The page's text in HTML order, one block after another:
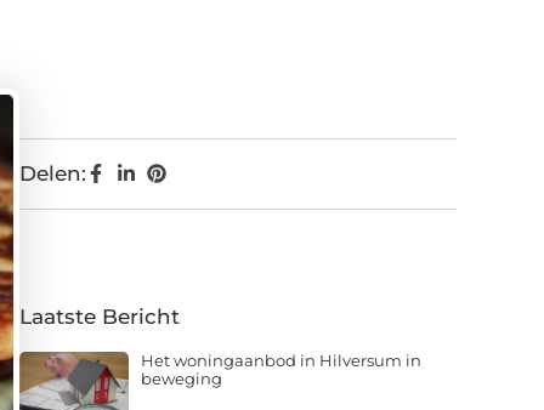
Delen:
Laatste Bericht
Het woningaanbod in Hilversum in
beweging